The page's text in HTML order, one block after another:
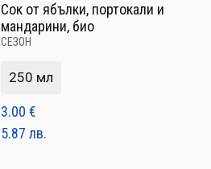
Сок от ябълки, портокали и
мандарини, био
СЕЗОН
250 мл
3.00 €
5.87 лв.